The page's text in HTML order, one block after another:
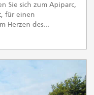
Sie sich zum Apiparc,
für einen
Herzen des...